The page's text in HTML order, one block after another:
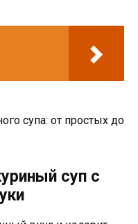
супа: от простых до
суп с